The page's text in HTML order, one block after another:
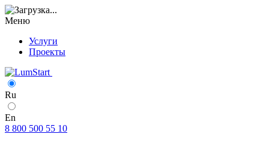
Меню
Услуги
Проекты
Ru
En
8 800 500 55 10